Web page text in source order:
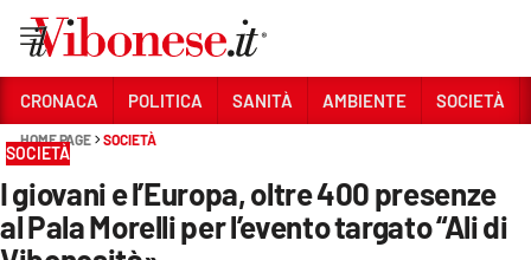
Sezioni
CRONACA
POLITICA
CRONACA POLITICA SANITÀ AMBIENTE SOCIETÀ
HOME PAGE SOCIETÀ
SOCIETÀ
I giovani e l’Europa, oltre 400 presenze
al Pala Morelli per l’evento targato “Ali di